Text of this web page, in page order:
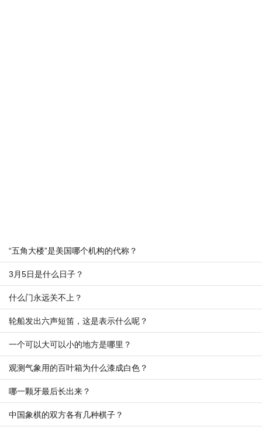
“五角大楼”是美国哪个机构的代称？
3月5日是什么日子？
什么门永远关不上？
轮船发出六声短笛，这是表示什么呢？
一个可以大可以小的地方是哪里？
观测气象用的百叶箱为什么漆成白色？
哪一颗牙最后长出来？
中国象棋的双方各有几种棋子？